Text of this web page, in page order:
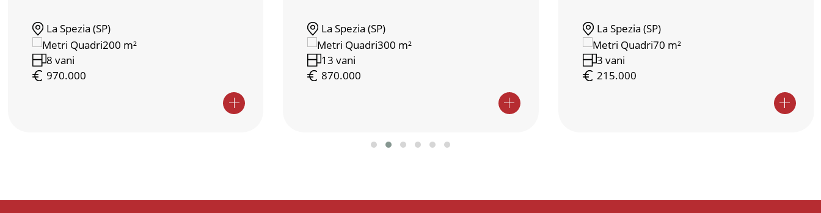
La Spezia (SP)
200 m²
8 vani
970.000
La Spezia (SP)
300 m²
13 vani
870.000
La Spezia (SP)
70 m²
3 vani
215.000